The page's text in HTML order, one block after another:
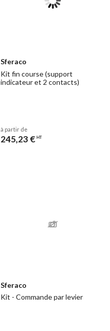
Sferaco
Kit fin course (support
indicateur et 2 contacts)
à partir de
245,23 € HT
Sferaco
Kit - Commande par levier